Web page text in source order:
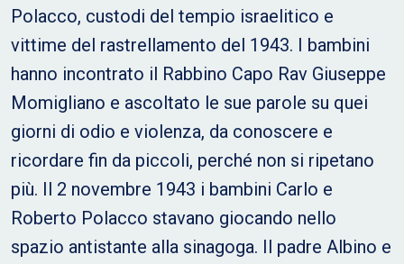
Polacco, custodi del tempio israelitico e
vittime del rastrellamento del 1943. I bambini
hanno incontrato il Rabbino Capo Rav Giuseppe
Momigliano e ascoltato le sue parole su quei
giorni di odio e violenza, da conoscere e
ricordare fin da piccoli, perché non si ripetano
più. Il 2 novembre 1943 i bambini Carlo e
Roberto Polacco stavano giocando nello
spazio antistante alla sinagoga. Il padre Albino e